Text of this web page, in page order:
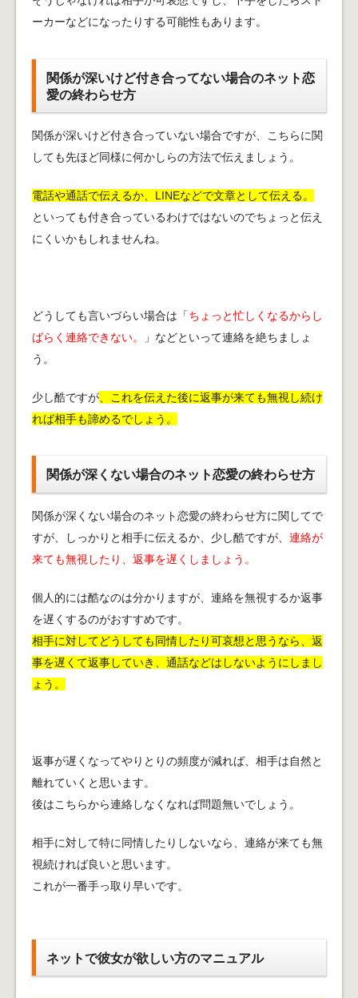
ーカーなどになったりする可能性もあります。
関係が深いけど付き合ってない場合のネット恋
愛の終わらせ方
関係が深いけど付き合っていない場合ですが、こちらに関
しても先ほど同様に何かしらの方法で伝えましょう。
電話や通話で伝えるか、LINEなどで文章として伝える。
といっても付き合っているわけではないのでちょっと伝え
にくいかもしれませんね。
どうしても言いづらい場合は「ちょっと忙しくなるからし
ばらく連絡できない。
」などといって連絡を絶ちましょ
う。
少し酷ですが 、これを伝えた後に返事が来ても無視し続け
れば相手も諦めるでしょう。
関係が深くない場合のネット恋愛の終わらせ方
関係が深くない場合のネット恋愛の終わらせ方に関してで
すが、しっかりと相手に伝えるか、少し酷ですが、 連絡が
来ても無視したり、返事を遅くしましょう。
個人的には酷なのは分かりますが、連絡を無視するか返事
を遅くするのがおすすめです。
相手に対してどうしても同情したり可哀想と思うなら、返
事を遅くて返事していき、通話などはしないようにしまし
ょう。
返事が遅くなってやりとりの頻度が減れば、相手は自然と
離れていくと思います。
後はこちらから連絡しなくなれば問題無いでしょう。
相手に対して特に同情したりしないなら、連絡が来ても無
視続ければ良いと思います。
これが一番手っ取り早いです。
ネットで彼女が欲しい方のマニュアル